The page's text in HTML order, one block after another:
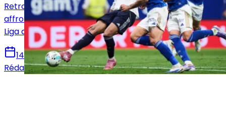
Retrouvez la composition officielle du Real Madrid pour
affronter le Real Oviedo en vue de la 36e journée de
Liga avec notamment le retour de Mbappé.
14 mai 2026
Rédaction Le Journal du Real